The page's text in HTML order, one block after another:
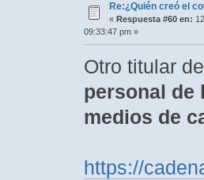
Re:¿Quién creó el
« Respuesta #60 en:
09:33:47 pm »
Otro titular
personal de
medios de
https://